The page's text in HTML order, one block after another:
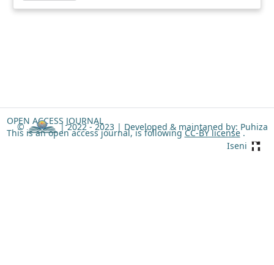
OPEN ACCESS JOURNAL
This is an open access journal, is followingCC-BY license.
© | 2022 - 2023 | Developed & maintaned by: Puhiza
Iseni